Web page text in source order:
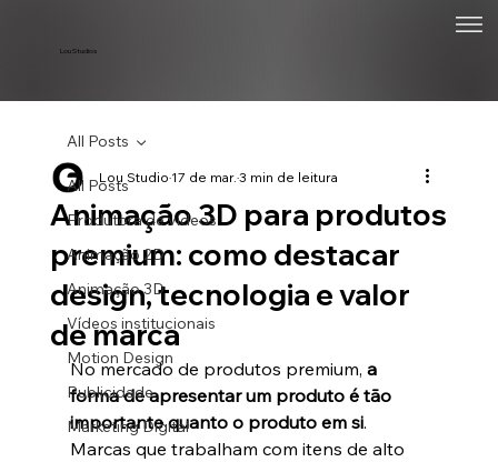
Lou Studios
All Posts
Produtora de vídeos
Animação 2D
Animação 3D
Vídeos institucionais
Motion Design
Publicidade
Marketing Digital
All Posts
Animação 3D para produtos
premium: como destacar
design, tecnologia e valor
de marca
Lou Studio17 de mar.3 min de leitura
No mercado de produtos premium, a
forma de apresentar um produto é tão
importante quanto o produto em si.
Marcas que trabalham com itens de alto